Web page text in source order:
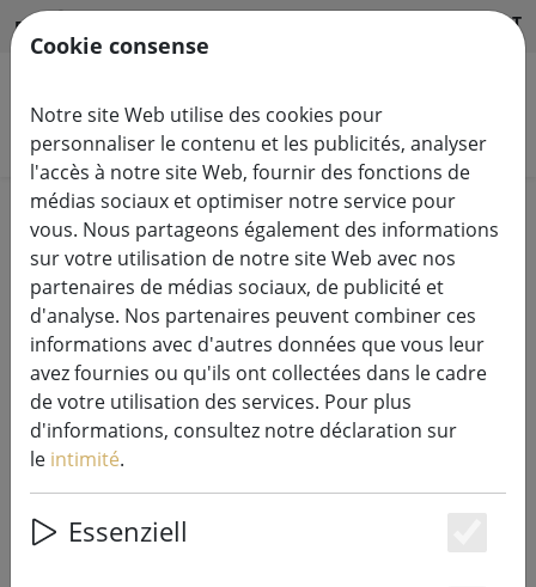
FR HILFE & SUPPORT
Rechercher des produits
Home Guirlandes lumineuses
Kaemingk Lumineo Cluster
Guirlande lumineuse 1512 LED
blanc chaud extérieur 14 m
transparent
Cookie consense
Notre site Web utilise des cookies pour
personnaliser le contenu et les publicités, analyser
l'accès à notre site Web, fournir des fonctions de
médias sociaux et optimiser notre service pour
vous. Nous partageons également des informations
sur votre utilisation de notre site Web avec nos
partenaires de médias sociaux, de publicité et
d'analyse. Nos partenaires peuvent combiner ces
informations avec d'autres données que vous leur
avez fournies ou qu'ils ont collectées dans le cadre
de votre utilisation des services. Pour plus
d'informations, consultez notre déclaration sur
le intimité.
Essenziell